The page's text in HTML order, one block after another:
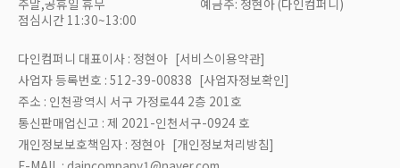
점심시간 11:30~13:00
다인컴퍼니 대표이사 : 정현아 [서비스이용약관]
사업자 등록번호 : 512-39-00838 [사업자정보확인]
주소 : 인천광역시 서구 가정로44 2층 201호
통신판매업신고 : 제 2021-인천서구-0924 호
개인정보보호책임자 : 정현아 [개인정보처리방침]